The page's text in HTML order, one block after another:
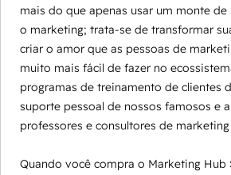
mais do que apenas usar um monte
o marketing; trata-se de transformar
criar o amor que as pessoas de
muito mais fácil de fazer no
programas de treinamento de clientes
suporte pessoal de nossos famosos e
professores e consultores de
Quando você compra o Marketing Hub